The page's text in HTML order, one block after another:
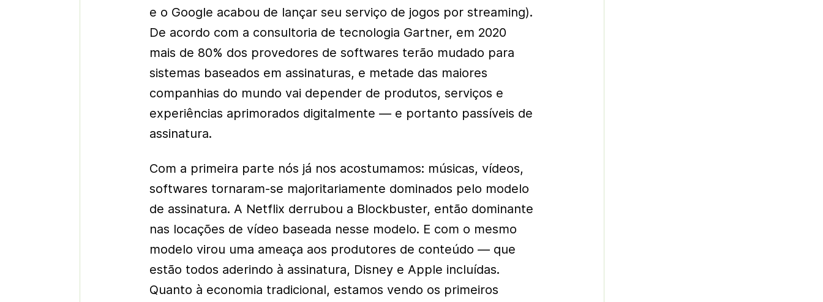
e o Google acabou de lançar seu serviço de jogos por streaming).
De acordo com a consultoria de tecnologia Gartner, em 2020
mais de 80% dos provedores de softwares terão mudado para
sistemas baseados em assinaturas, e metade das maiores
companhias do mundo vai depender de produtos, serviços e
experiências aprimorados digitalmente — e portanto passíveis de
assinatura.
Com a primeira parte nós já nos acostumamos: músicas, vídeos,
softwares tornaram-se majoritariamente dominados pelo modelo
de assinatura. A Netflix derrubou a Blockbuster, então dominante
nas locações de vídeo baseada nesse modelo. E com o mesmo
modelo virou uma ameaça aos produtores de conteúdo — que
estão todos aderindo à assinatura, Disney e Apple incluídas.
Quanto à economia tradicional, estamos vendo os primeiros